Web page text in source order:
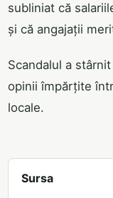
subliniat că
și că angajații
Scandalul a
opinii împărțite
locale.
Sursa